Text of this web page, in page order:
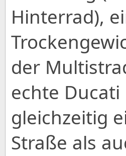
Hinterrad),
der
echte
gleichzeitig
Straße als